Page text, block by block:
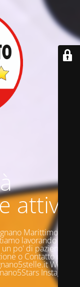
attiva
Marittimo è
lavorando per
po' di pazienza e
o Contatto questi
Web:
Instagram: